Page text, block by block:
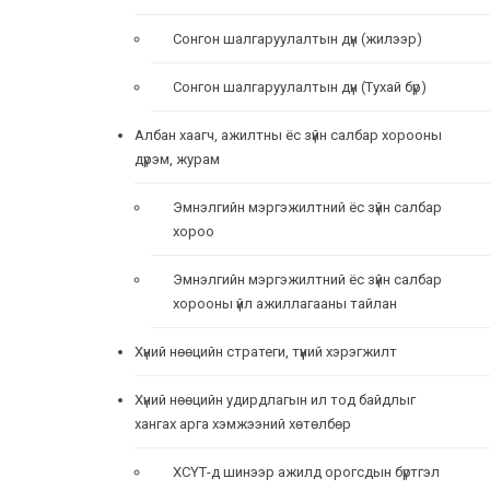
Сонгон шалгаруулалтын дүн (жилээр)
Сонгон шалгаруулалтын дүн (Тухай бүр)
Албан хаагч, ажилтны ёс зүйн салбар хорооны
дүрэм, журам
Эмнэлгийн мэргэжилтний ёс зүйн салбар
хороо
Эмнэлгийн мэргэжилтний ёс зүйн салбар
хорооны үйл ажиллагааны тайлан
Хүний нөөцийн стратеги, түүний хэрэгжилт
Хүний нөөцийн удирдлагын ил тод байдлыг
хангах арга хэмжээний хөтөлбөр
ХСҮТ-д шинээр ажилд орогсдын бүртгэл